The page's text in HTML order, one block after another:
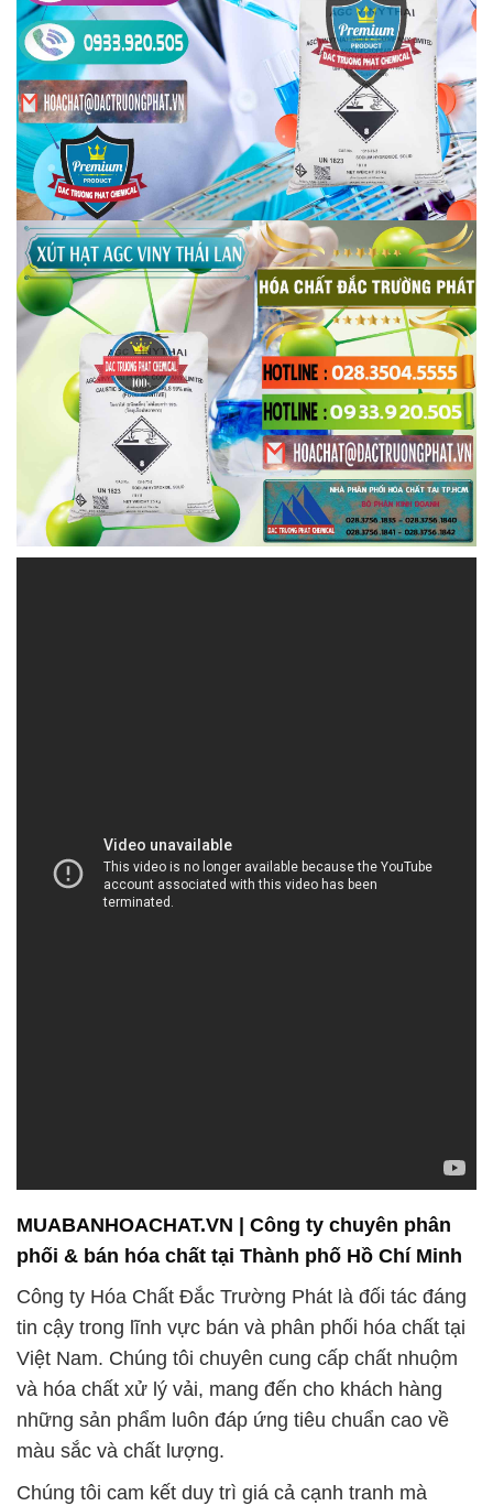
MUABANHOACHAT.VN | Công ty chuyên phân
phối & bán hóa chất tại Thành phố Hồ Chí Minh
Công ty Hóa Chất Đắc Trường Phát là đối tác đáng
tin cậy trong lĩnh vực bán và phân phối hóa chất tại
Việt Nam. Chúng tôi chuyên cung cấp chất nhuộm
và hóa chất xử lý vải, mang đến cho khách hàng
những sản phẩm luôn đáp ứng tiêu chuẩn cao về
màu sắc và chất lượng.
Chúng tôi cam kết duy trì giá cả cạnh tranh mà